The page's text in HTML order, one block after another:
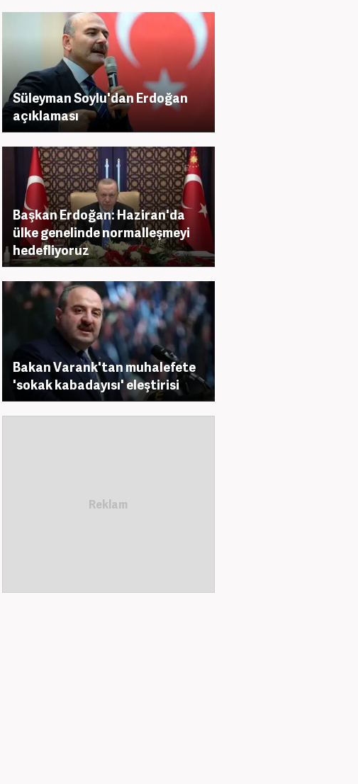
Süleyman Soylu'dan Erdoğan
açıklaması
Başkan Erdoğan: Haziran'da
ülke genelinde normalleşmeyi
hedefliyoruz
Bakan Varank'tan muhalefete
'sokak kabadayısı' eleştirisi